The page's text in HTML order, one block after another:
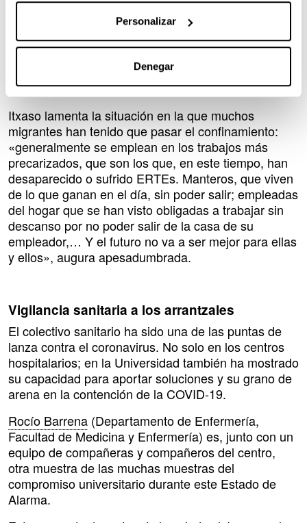
Personalizar
Denegar
A pesar de todo Itxaso asegura que «la vida es muy
fácil con ellos; a mí me cuidan mucho: no me falta la
comida en la mesa cuando voy a terminar mis
Ramadán tenemos un desfase horario terrible...»
bromea.
Itxaso lamenta la situación en la que muchos
migrantes han tenido que pasar el confinamiento:
«generalmente se emplean en los trabajos más
precarizados, que son los que, en este tiempo, han
desaparecido o sufrido ERTEs. Manteros, que viven
de lo que ganan en el día, sin poder salir; empleadas
del hogar que se han visto obligadas a trabajar sin
descanso por no poder salir de la casa de su
empleador,… Y el futuro no va a ser mejor para ellas
y ellos», augura apesadumbrada.
Vigilancia sanitaria a los arrantzales
El colectivo sanitario ha sido una de las puntas de
lanza contra el coronavirus. No solo en los centros
hospitalarios; en la Universidad también ha mostrado
su capacidad para aportar soluciones y su grano de
arena en la contención de la COVID-19.
Rocío Barrena (Departamento de Enfermería,
Facultad de Medicina y Enfermería) es, junto con un
equipo de compañeras y compañeros del centro,
otra muestra de las muchas muestras del
compromiso universitario durante este Estado de
Alarma.